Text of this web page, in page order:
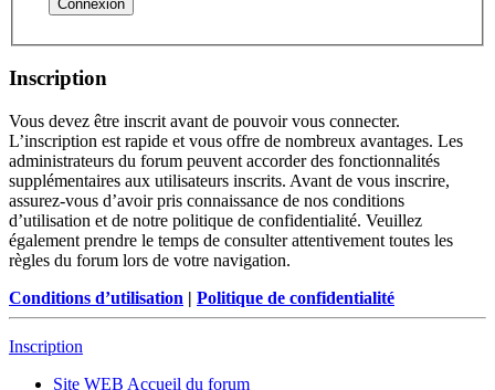
Inscription
Vous devez être inscrit avant de pouvoir vous connecter.
L’inscription est rapide et vous offre de nombreux avantages. Les
administrateurs du forum peuvent accorder des fonctionnalités
supplémentaires aux utilisateurs inscrits. Avant de vous inscrire,
assurez-vous d’avoir pris connaissance de nos conditions
d’utilisation et de notre politique de confidentialité. Veuillez
également prendre le temps de consulter attentivement toutes les
règles du forum lors de votre navigation.
Conditions d’utilisation | Politique de confidentialité
Inscription
Site WEB Accueil du forum